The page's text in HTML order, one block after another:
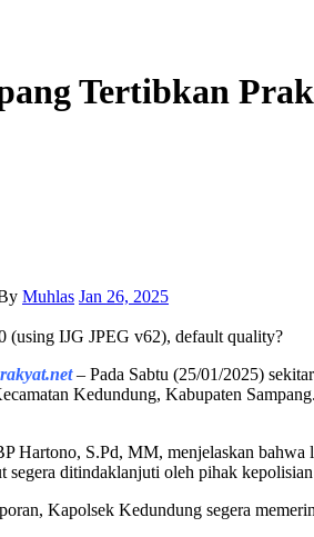
Tertibkan
Muhlas Jan 26, 2025
(using IJG JPEG v62), default quality?
– Pada Sabtu (25/01/2025)
Kedundung, Kabupaten
Hartono, S.Pd, MM, menjelaskan bahwa
segera ditindaklanjuti oleh pihak
Kapolsek Kedundung segera